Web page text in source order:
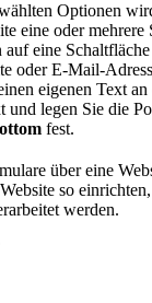
Optionen
eine oder mehrere
eine
oder E-Mail-
eigenen Text
und legen Sie die
fest.
über eine
so
werden.